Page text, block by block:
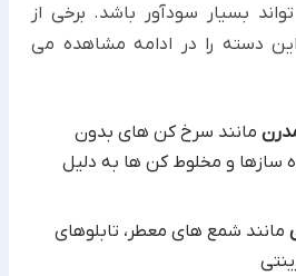
بسیار سودآور باشد. برخی از
این دسته را در ادامه مشاهده می
مانند سرخ کن های بدون
سازها و مخلوط کن ها به دلیل
مانند شمع های معطر، تابلوهای